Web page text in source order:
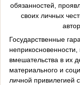
обязанностей,
своих личных
Государственные
вмешательства в их
материального и
личной привилегией